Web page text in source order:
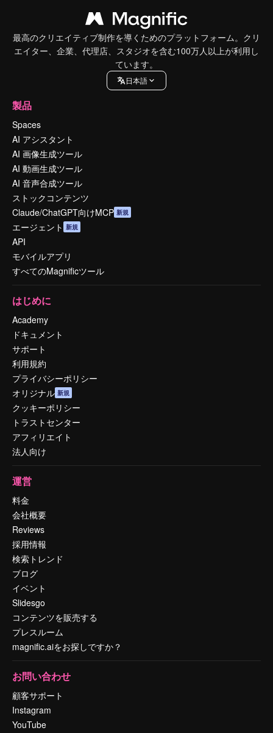
最高のクリエイティブ制作を導くためのプラットフォーム。クリ
エイター、企業、代理店、スタジオを含む100万人以上が利用し
ています。
日本語
製品
Spaces
AI アシスタント
AI 画像生成ツール
AI 動画生成ツール
AI 音声合成ツール
ストックコンテンツ
Claude/ChatGPT向けMCP 新規
エージェント 新規
API
モバイルアプリ
すべてのMagnificツール
はじめに
Academy
ドキュメント
サポート
利用規約
プライバシーポリシー
オリジナル 新規
クッキーポリシー
トラストセンター
アフィリエイト
法人向け
運営
料金
会社概要
Reviews
採用情報
検索トレンド
ブログ
イベント
Slidesgo
コンテンツを販売する
プレスルーム
magnific.aiをお探しですか？
お問い合わせ
顧客サポート
Instagram
YouTube